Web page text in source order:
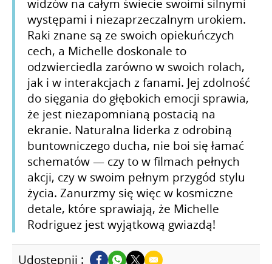
widzów na całym świecie swoimi silnymi
występami i niezaprzeczalnym urokiem.
Raki znane są ze swoich opiekuńczych
cech, a Michelle doskonale to
odzwierciedla zarówno w swoich rolach,
jak i w interakcjach z fanami. Jej zdolność
do sięgania do głębokich emocji sprawia,
że jest niezapomnianą postacią na
ekranie. Naturalna liderka z odrobiną
buntowniczego ducha, nie boi się łamać
schematów — czy to w filmach pełnych
akcji, czy w swoim pełnym przygód stylu
życia. Zanurzmy się więc w kosmiczne
detale, które sprawiają, że Michelle
Rodriguez jest wyjątkową gwiazdą!
Udostępnij :